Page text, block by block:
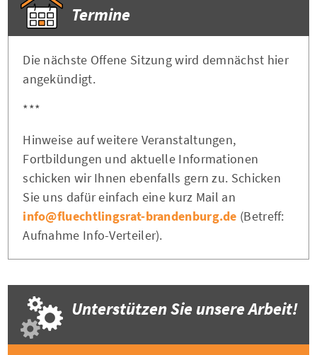
Termine
Die nächste Offene Sitzung wird demnächst hier
angekündigt.
***
Hinweise auf weitere Veranstaltungen,
Fortbildungen und aktuelle Informationen
schicken wir Ihnen ebenfalls gern zu. Schicken
Sie uns dafür einfach eine kurz Mail an
info@fluechtlingsrat-brandenburg.de (Betreff:
Aufnahme Info-Verteiler).
Unterstützen Sie unsere Arbeit!